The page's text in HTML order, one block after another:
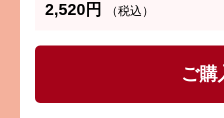
2,520円 （税込）
ご購